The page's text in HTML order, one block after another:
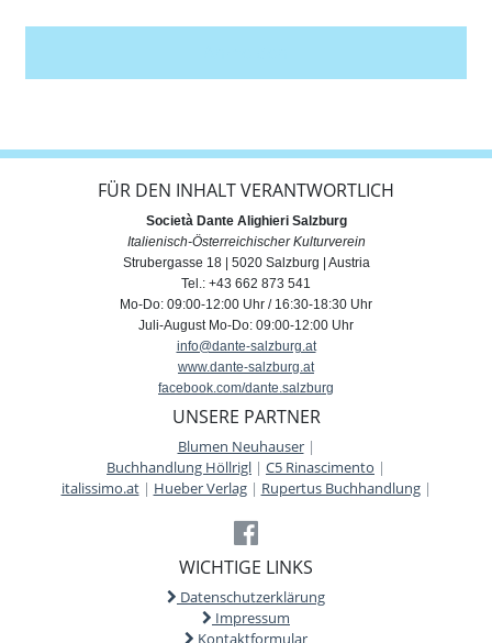
FÜR DEN INHALT VERANTWORTLICH
Società Dante Alighieri Salzburg
Italienisch-Österreichischer Kulturverein
Strubergasse 18 | 5020 Salzburg | Austria
Tel.: +43 662 873 541
Mo-Do: 09:00-12:00 Uhr / 16:30-18:30 Uhr
Juli-August Mo-Do: 09:00-12:00 Uhr
info@dante-salzburg.at
www.dante-salzburg.at
facebook.com/dante.salzburg
UNSERE PARTNER
Blumen Neuhauser|
Buchhandlung Höllrigl | C5 Rinascimento |
italissimo.at| Hueber Verlag| Rupertus Buchhandlung|
WICHTIGE LINKS
Datenschutzerklärung
Impressum
Kontaktformular